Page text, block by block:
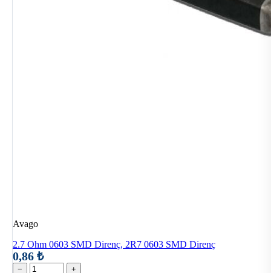
Avago
2.7 Ohm 0603 SMD Direnç, 2R7 0603 SMD Direnç
0,86 ₺
− +